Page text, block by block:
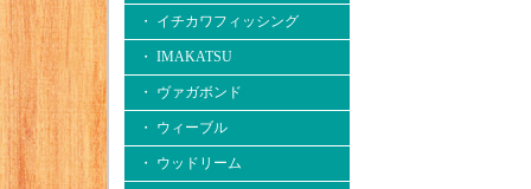
・ イチカワフィッシング
・ IMAKATSU
・ ヴァガボンド
・ ウィーブル
・ ウッドリーム